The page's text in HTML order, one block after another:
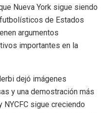
Nueva York sigue siendo
de Estados
argumentos
importantes en la
dejó imágenes
y una demostración más
NYCFC sigue creciendo